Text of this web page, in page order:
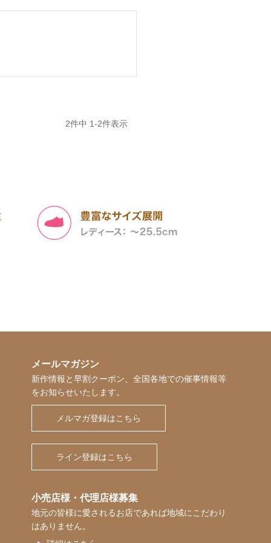
2件中 1-2件表示
メールマガジン
新作情報と早割クーポン、全国各地での催事情報等
をお知らせいたします。
メルマガ登録はこちら
ライン登録はこちら
小売店様・代理店様募集
地元の皆様に愛されるお店であれば地域にこだわり
はありません。